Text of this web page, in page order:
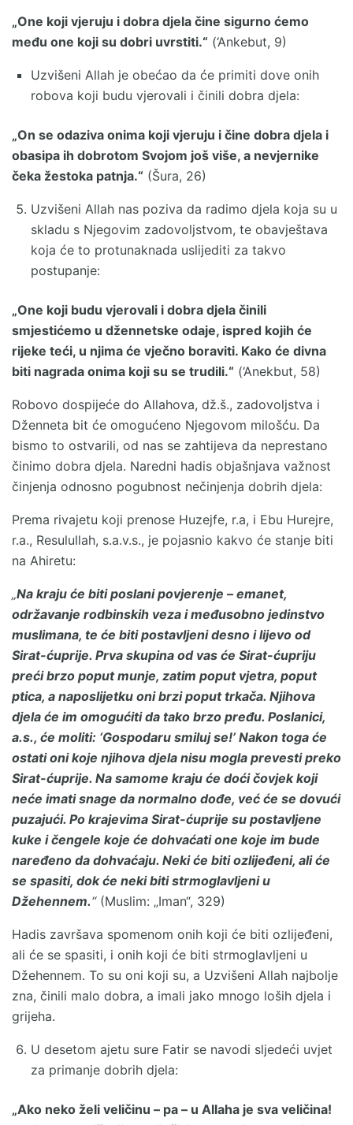
„One koji vjeruju i dobra djela čine sigurno ćemo
među one koji su dobri uvrstiti.“ (‘Ankebut, 9)
Uzvišeni Allah je obećao da će primiti dove onih
robova koji budu vjerovali i činili dobra djela:
„On se odaziva onima koji vjeruju i čine dobra djela i
obasipa ih dobrotom Svojom još više, a nevjernike
čeka žestoka patnja.“ (Šura, 26)
Uzvišeni Allah nas poziva da radimo djela koja su u
skladu s Njegovim zadovoljstvom, te obavještava
koja će to protunaknada uslijediti za takvo
postupanje:
„One koji budu vjerovali i dobra djela činili
smjestićemo u džennetske odaje, ispred kojih će
rijeke teći, u njima će vječno boraviti. Kako će divna
biti nagrada onima koji su se trudili.“ (‘Anekbut, 58)
Robovo dospijeće do Allahova, dž.š., zadovoljstva i
Dženneta bit će omogućeno Njegovom milošću. Da
bismo to ostvarili, od nas se zahtijeva da neprestano
činimo dobra djela. Naredni hadis objašnjava važnost
činjenja odnosno pogubnost nečinjenja dobrih djela:
Prema rivajetu koji prenose Huzejfe, r.a, i Ebu Hurejre,
r.a., Resulullah, s.a.v.s., je pojasnio kakvo će stanje biti
na Ahiretu:
„Na kraju će biti poslani povjerenje – emanet,
održavanje rodbinskih veza i međusobno jedinstvo
muslimana, te će biti postavljeni desno i lijevo od
Sirat-ćuprije. Prva skupina od vas će Sirat-ćupriju
preći brzo poput munje, zatim poput vjetra, poput
ptica, a naposlijetku oni brzi poput trkača. Njihova
djela će im omogućiti da tako brzo pređu. Poslanici,
a.s., će moliti: ‘Gospodaru smiluj se!’ Nakon toga će
ostati oni koje njihova djela nisu mogla prevesti preko
Sirat-ćuprije. Na samome kraju će doći čovjek koji
neće imati snage da normalno dođe, već će se dovući
puzajući. Po krajevima Sirat-ćuprije su postavljene
kuke i čengele koje će dohvaćati one koje im bude
naređeno da dohvaćaju. Neki će biti ozlijeđeni, ali će
se spasiti, dok će neki biti strmoglavljeni u
Džehennem.“ (Muslim: „Iman“, 329)
Hadis završava spomenom onih koji će biti ozlijeđeni,
ali će se spasiti, i onih koji će biti strmoglavljeni u
Džehennem. To su oni koji su, a Uzvišeni Allah najbolje
zna, činili malo dobra, a imali jako mnogo loših djela i
grijeha.
U desetom ajetu sure Fatir se navodi sljedeći uvjet
za primanje dobrih djela:
„Ako neko želi veličinu – pa – u Allaha je sva veličina!